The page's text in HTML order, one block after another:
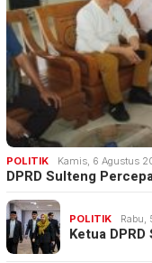
POLITIK Kamis, 6 Agustus
DPRD Sulteng
POLITIK Rabu,
Ketua